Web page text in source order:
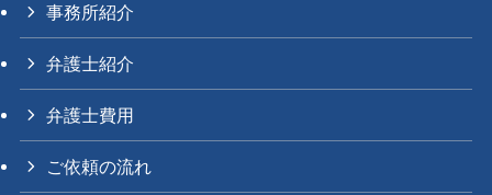
事務所紹介
弁護士紹介
弁護士費用
ご依頼の流れ